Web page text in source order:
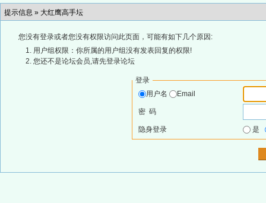
提示信息 » 大红鹰高手坛
您没有登录或者您没有权限访问此页面，可能有如下几个原因:
用户组权限：你所属的用户组没有发表回复的权限!
您还不是论坛会员,请先登录论坛
登录
用户名
Email
密 码
隐身登录 是